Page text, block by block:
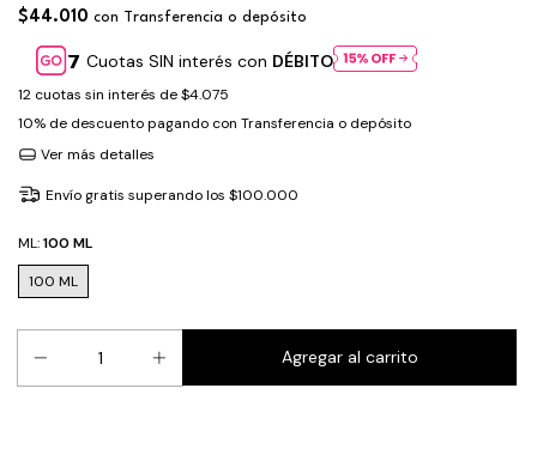
$44.010 con Transferencia o depósito
Cuotas SIN interés con DÉBITO
12 cuotas sin interés de$4.075
10% de descuentopagando con Transferencia o depósito
Ver más detalles
Envío gratis superando los $100.000
ML:100 ML
100 ML